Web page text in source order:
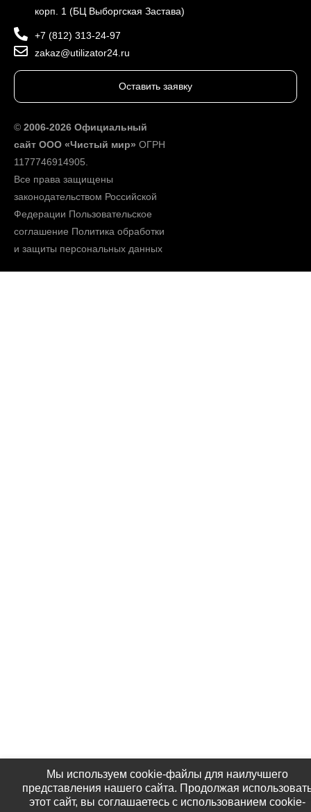
корп. 1 (БЦ Выборгская Застава)
+7 (812) 313-24-97
zakaz@utilizator24.ru
Оставить заявку
© 2006-2026 Официальный
сайт ООО «Чистый мир» ОГРН
1177746914905.
Все права защищены
законодательством Российской
Федерации Пользовательское
соглашение Политика обработки
и защиты персональных данных
Мы используем cookie-файлы для наилучшего
представления нашего сайта. Продолжая
этот сайт, вы соглашаетесь с использованием cookie-